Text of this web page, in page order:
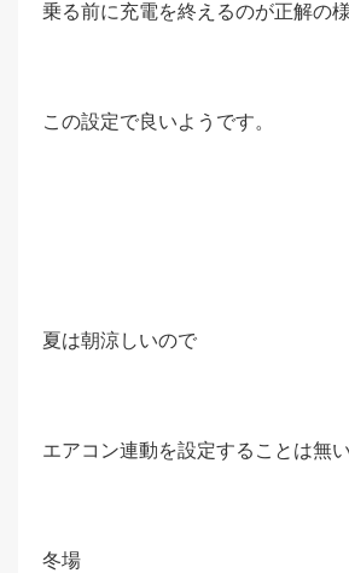
乗る前に充電を終えるのが正解の
この設定で良いようです。
夏は朝涼しいので
エアコン連動を設定することは無
冬場